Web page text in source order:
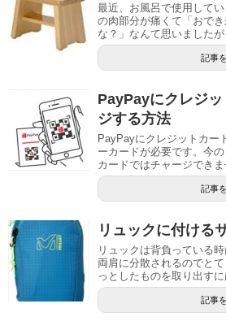
最近、お風呂で使用して
の肉部分が痛くて「おで
な？」なんて思いました
記事
PayPayにクレジ
ジする方法
PayPayにクレジットカー
ーカードが必要です。今
カードではチャージできま
記事
リュックに付ける
リュックは背負っている
両肩に分散されるのでと
っとしたものを取り出すに
記事